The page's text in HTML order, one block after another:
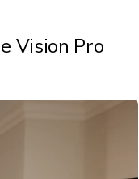
Vision Pro